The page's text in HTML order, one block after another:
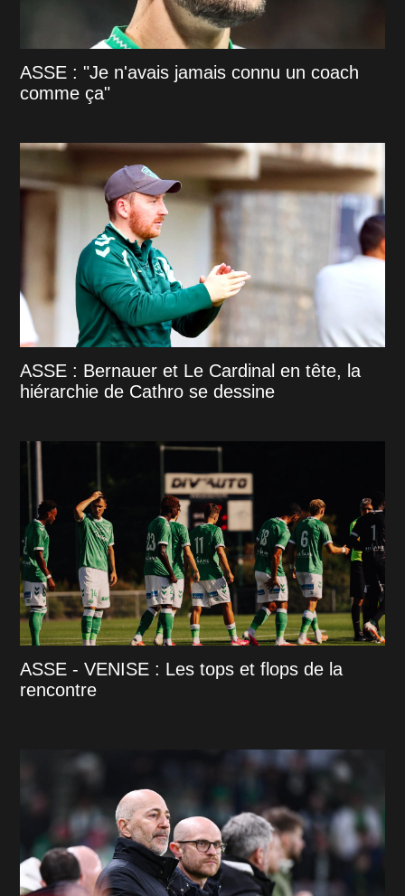
ASSE : "Je n'avais jamais connu un coach
comme ça"
ASSE : Bernauer et Le Cardinal en tête, la
hiérarchie de Cathro se dessine
ASSE - VENISE : Les tops et flops de la
rencontre